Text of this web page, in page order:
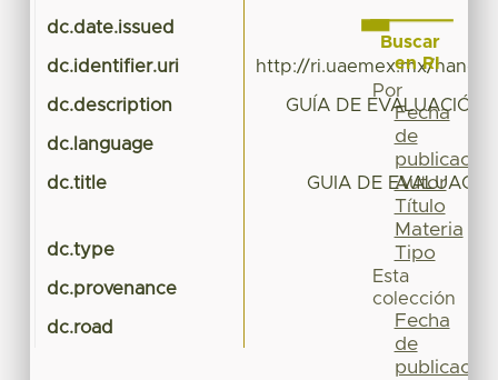
dc.date.issued
dc.identifier.uri http://ri.uaemex.mx/
dc.description GUÍA DE EVALUACIÓN
dc.language
dc.title GUIA DE
dc.type
dc.provenance
dc.road
Buscar
en RI
Por
Fecha
de
publicación
Autor
Título
Materia
Tipo
Esta
colección
Fecha
de
publicación